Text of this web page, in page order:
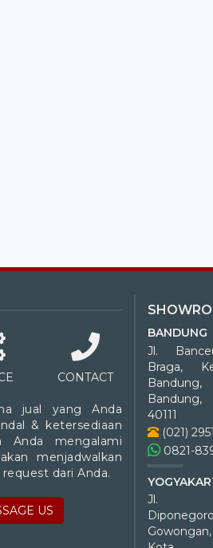
CONTACT
jual yang Anda
& ketersediaan
Anda mengalami
menjadwalkan
dari Anda.
US
BANDUNG
Jl.
Braga,
Bandung,
40111
(021)
0821-
Jl.